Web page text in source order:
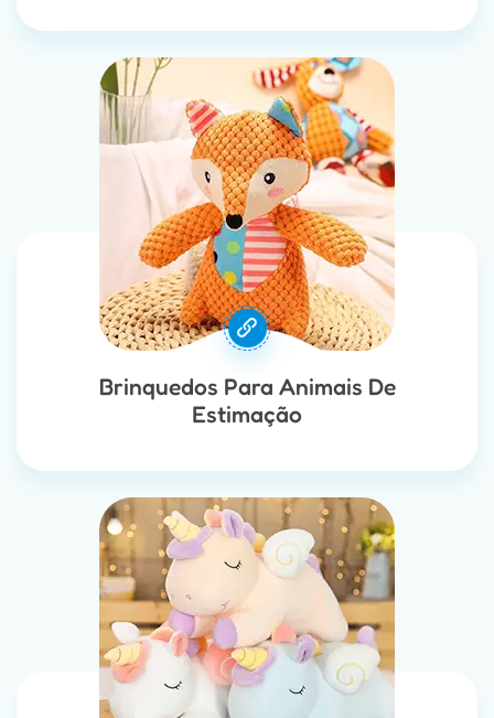
Brinquedos Para Animais De
Estimação